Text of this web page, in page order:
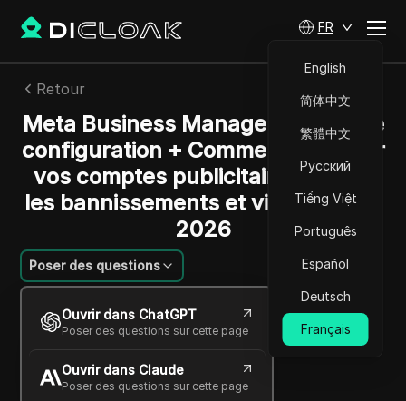
FR
English
简体中文
繁體中文
Русский
Tiếng Việt
Português
Español
Deutsch
Français
Retour
Meta Business Manager : Guide de
configuration + Comment protéger
vos comptes publicitaires contre
les bannissements et violations en
2026
Poser des questions
Ouvrir dans ChatGPT
Poser des questions sur cette page
Ouvrir dans Claude
Poser des questions sur cette page
Michael Johnson
17 juin 2026 9 min de lecture
Copy Link